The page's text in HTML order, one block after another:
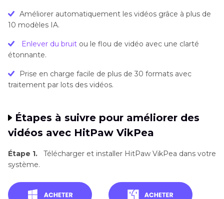
Améliorer automatiquement les vidéos grâce à plus de
10 modèles IA.
Enlever du bruit ou le flou de vidéo avec une clarté
étonnante.
Prise en charge facile de plus de 30 formats avec
traitement par lots des vidéos.
Étapes à suivre pour améliorer des
vidéos avec HitPaw VikPea
Étape 1.
Télécharger et installer HitPaw VikPea dans votre
système.